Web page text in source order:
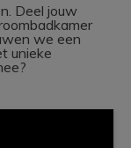
Deel jouw
we een
unieke